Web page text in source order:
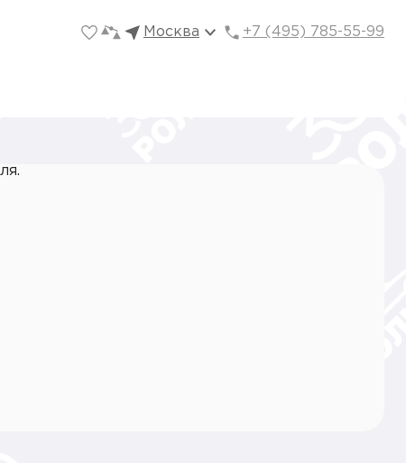
Москва +7 (495) 785-55-99